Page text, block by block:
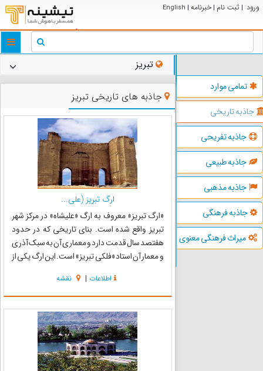
ورود | ثبت نام | خبرنامه |
English
تمامی موارد
جاذبه تاریخی
جاذبه تفریحی
جاذبه طبیعی
جاذبه مذهبی
جاذبه فرهنگی
میراث فرهنگی معنوی
تبریز
جاذبه های تاریخی تبریز
ارگ تبریز (علی...
«ارگ تبریز» معروف به ارگ «علیشاه» در مرکز شهر
تبریز واقع شده است. بنای تاریخی که در حدود
هفتصد سال قدمت دارد و معماری آن به سبک آذری
و معمار آن استاد «فلکی تبریز» است. این ارگ یکی از
است. این ارگ در مرکز شهر تبریز، در ضلع جنوبی
تقاطع خیاب...
اطلاعات | نقشه